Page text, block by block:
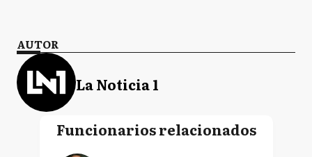
AUTOR
La Noticia 1
Funcionarios relacionados